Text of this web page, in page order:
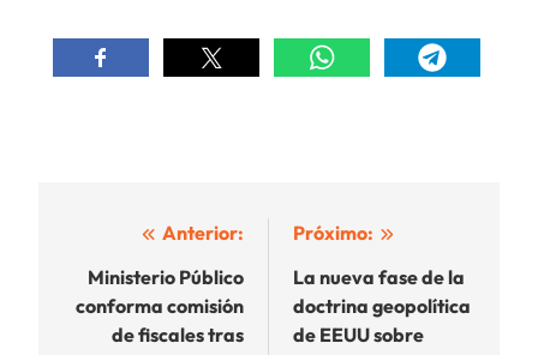
Navegación
de
entradas
Anterior:
Ministerio Público
conforma comisión
de fiscales tras
Próximo:
La nueva fase de la
doctrina geopolítica
de EEUU sobre